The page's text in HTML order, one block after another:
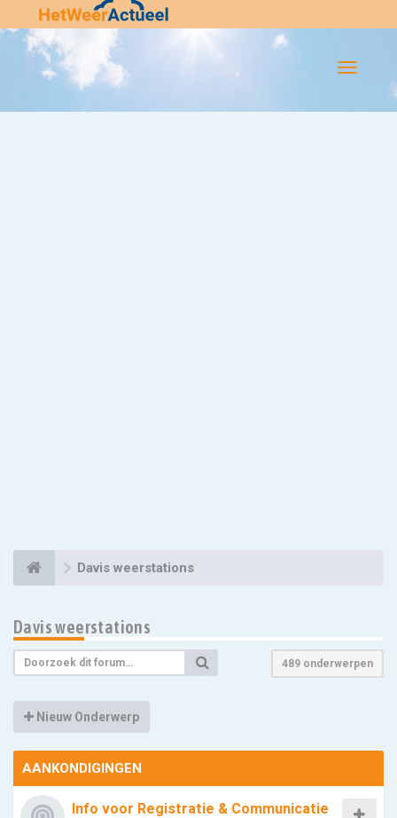
Flip-
Davis weerstations
Davis weerstations
489 onderwerpen
Nieuw Onderwerp
AANKONDIGINGEN
Info voor Registratie & Communicatie